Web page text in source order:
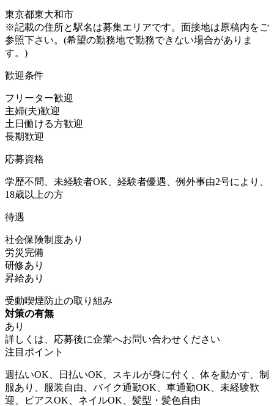
東京都東大和市
※記載の住所と駅名は募集エリアです。面接地は原稿内をご
参照下さい。(希望の勤務地で勤務できない場合がありま
す。)
歓迎条件
フリーター歓迎
主婦(夫)歓迎
土日働ける方歓迎
長期歓迎
応募資格
学歴不問、未経験者OK、経験者優遇、例外事由2号により、
18歳以上の方
待遇
社会保険制度あり
労災完備
研修あり
昇給あり
受動喫煙防止の取り組み
対策の有無
あり
詳しくは、応募後に企業へお問い合わせください
注目ポイント
週払いOK、日払いOK、スキルが身に付く、体を動かす、制
服あり、服装自由、バイク通勤OK、車通勤OK、未経験歓
迎、ピアスOK、ネイルOK、髪型・髪色自由